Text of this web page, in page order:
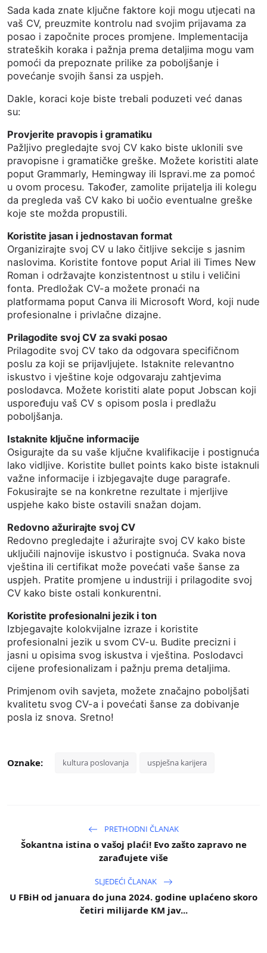
Sada kada znate ključne faktore koji mogu utjecati na
vaš CV, preuzmite kontrolu nad svojim prijavama za
posao i započnite proces promjene. Implementacija
strateških koraka i pažnja prema detaljima mogu vam
pomoći da prepoznate prilike za poboljšanje i
povećanje svojih šansi za uspjeh.
Dakle, koraci koje biste trebali poduzeti već danas
su:
Provjerite pravopis i gramatiku
Pažljivo pregledajte svoj CV kako biste uklonili sve
pravopisne i gramatičke greške. Možete koristiti alate
poput Grammarly, Hemingway ili Ispravi.me za pomoć
u ovom procesu. Također, zamolite prijatelja ili kolegu
da pregleda vaš CV kako bi uočio eventualne greške
koje ste možda propustili.
Koristite jasan i jednostavan format
Organizirajte svoj CV u lako čitljive sekcije s jasnim
naslovima. Koristite fontove poput Arial ili Times New
Roman i održavajte konzistentnost u stilu i veličini
fonta. Predložak CV-a možete pronaći na
platformama poput Canva ili Microsoft Word, koji nude
profesionalne i privlačne dizajne.
Prilagodite svoj CV za svaki posao
Prilagodite svoj CV tako da odgovara specifičnom
poslu za koji se prijavljujete. Istaknite relevantno
iskustvo i vještine koje odgovaraju zahtjevima
poslodavca. Možete koristiti alate poput Jobscan koji
uspoređuju vaš CV s opisom posla i predlažu
poboljšanja.
Istaknite ključne informacije
Osigurajte da su vaše ključne kvalifikacije i postignuća
lako vidljive. Koristite bullet points kako biste istaknuli
važne informacije i izbjegavajte duge paragrafe.
Fokusirajte se na konkretne rezultate i mjerljive
uspjehe kako biste ostavili snažan dojam.
Redovno ažurirajte svoj CV
Redovno pregledajte i ažurirajte svoj CV kako biste
uključili najnovije iskustvo i postignuća. Svaka nova
vještina ili certifikat može povećati vaše šanse za
uspjeh. Pratite promjene u industriji i prilagodite svoj
CV kako biste ostali konkurentni.
Koristite profesionalni jezik i ton
Izbjegavajte kolokvijalne izraze i koristite
profesionalni jezik u svom CV-u. Budite precizni i
jasni u opisima svog iskustva i vještina. Poslodavci
cijene profesionalizam i pažnju prema detaljima.
Primjenom ovih savjeta, možete značajno poboljšati
kvalitetu svog CV-a i povećati šanse za dobivanje
posla iz snova. Sretno!
Oznake: kultura poslovanja uspješna karijera
PRETHODNI ČLANAK
Šokantna istina o vašoj plaći! Evo zašto zapravo ne
zarađujete više
SLJEDEĆI ČLANAK
U FBiH od januara do juna 2024. godine uplaćeno skoro
četiri milijarde KM jav...